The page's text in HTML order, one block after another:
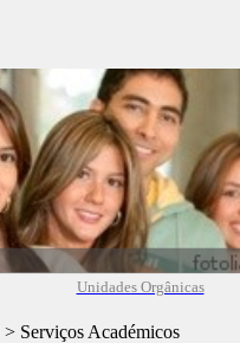
Unidades Orgânicas
> Serviços Académicos